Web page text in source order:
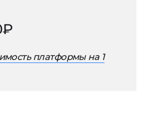
платформы на 1